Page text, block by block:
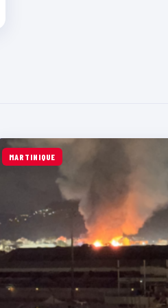
MARTINIQUE